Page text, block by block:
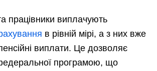
працівники виплачують
в рівній мірі, а з них вже
виплати. Це дозволяє
програмою, що